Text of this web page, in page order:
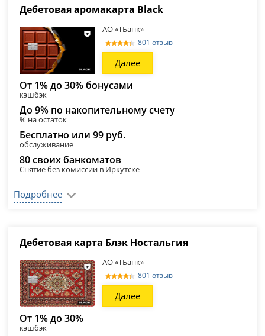
Дебетовая аромакарта Black
АО «ТБанк»
801 отзыв
Далее
От 1% до 30% бонусами
кэшбэк
До 9% по накопительному счету
% на остаток
Бесплатно или 99 руб.
обслуживание
80 своих банкоматов
Снятие без комиссии в Иркутске
Подробнее
Дебетовая карта Блэк Ностальгия
АО «ТБанк»
801 отзыв
Далее
От 1% до 30%
кэшбэк